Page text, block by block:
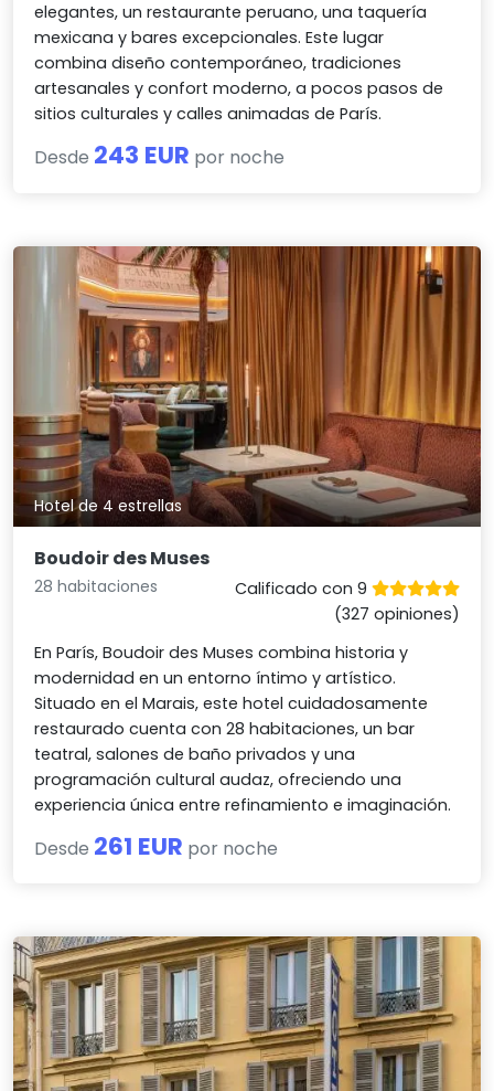
elegantes, un restaurante peruano, una taquería
mexicana y bares excepcionales. Este lugar
combina diseño contemporáneo, tradiciones
artesanales y confort moderno, a pocos pasos de
sitios culturales y calles animadas de París.
Desde 243 EUR por noche
Hotel de 4 estrellas
Boudoir des Muses
28 habitaciones
Calificado con 9
(327 opiniones)
En París, Boudoir des Muses combina historia y
modernidad en un entorno íntimo y artístico.
Situado en el Marais, este hotel cuidadosamente
restaurado cuenta con 28 habitaciones, un bar
teatral, salones de baño privados y una
programación cultural audaz, ofreciendo una
experiencia única entre refinamiento e imaginación.
Desde 261 EUR por noche